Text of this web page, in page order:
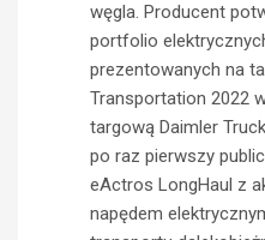
węgla. Producent
portfolio
prezentowanych na
Transportation 2022
targową Daimler
po raz pierwszy
eActros LongHaul z
napędem